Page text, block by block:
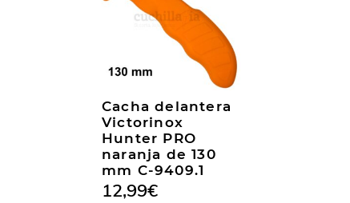
Cacha delantera
Victorinox
Hunter PRO
naranja de 130
mm C-9409.1
12,99€